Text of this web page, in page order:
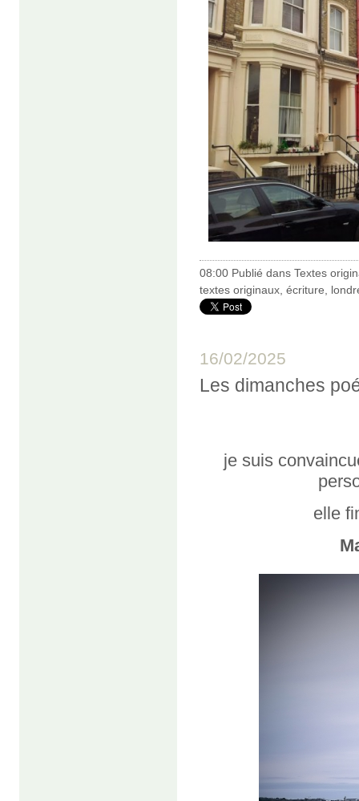
08:00 Publié dans Textes
textes originaux écriture
16/02/2025
Les dimanches
je suis
elle